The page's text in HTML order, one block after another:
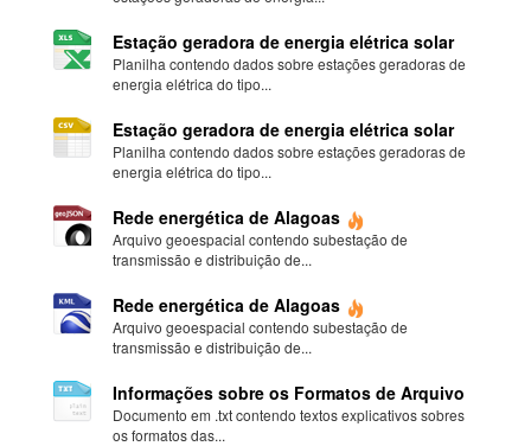
Estação geradora de energia elétrica solar
Planilha contendo dados sobre estações geradoras de
energia elétrica do tipo...
Estação geradora de energia elétrica solar
Planilha contendo dados sobre estações geradoras de
energia elétrica do tipo...
Rede energética de Alagoas
Arquivo geoespacial contendo subestação de
transmissão e distribuição de...
Rede energética de Alagoas
Arquivo geoespacial contendo subestação de
transmissão e distribuição de...
Informações sobre os Formatos de Arquivo
Documento em .txt contendo textos explicativos sobres
os formatos das...